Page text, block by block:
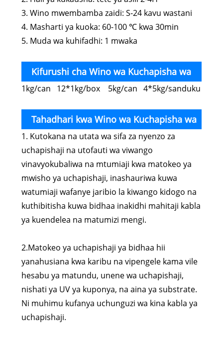
Dry PVC
3. Wino mwembamba zaidi: S-24 kavu wastani
4. Masharti ya kuoka: 60-100 ℃ kwa 30min
5. Muda wa kuhifadhi: 1 mwaka
Kifurushi cha Wino wa Kuchapisha wa
Skrini ya PVC ya Air Dry Dry
1kg/can 12*1kg/box 5kg/can 4*5kg/sanduku
Tahadhari kwa Wino wa Kuchapisha wa
Skrini ya PVC ya Air Dry
1. Kutokana na utata wa sifa za nyenzo za
uchapishaji na utofauti wa viwango
vinavyokubaliwa na mtumiaji kwa matokeo ya
mwisho ya uchapishaji, inashauriwa kuwa
watumiaji wafanye jaribio la kiwango kidogo na
kuthibitisha kuwa bidhaa inakidhi mahitaji kabla
ya kuendelea na matumizi mengi.
2.Matokeo ya uchapishaji ya bidhaa hii
yanahusiana kwa karibu na vipengele kama vile
hesabu ya matundu, unene wa uchapishaji,
nishati ya UV ya kuponya, na aina ya substrate.
Ni muhimu kufanya uchunguzi wa kina kabla ya
uchapishaji.